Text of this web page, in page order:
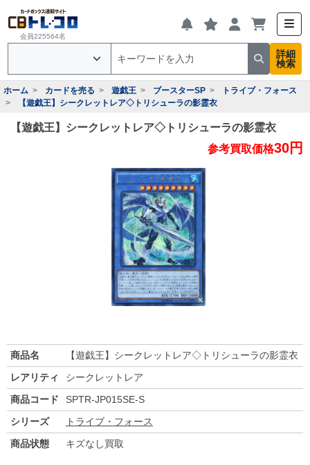
会員225564名
詳細
検索
ホーム カードを売る 遊戯王 ブースターSP
トライブ・フォース
【遊戯王】シークレットレア◇トリシューラの影霊衣
【遊戯王】シークレットレア◇トリシューラの影霊衣
参考買取価格30円
商品名
【遊戯王】シークレットレア◇トリシューラの影霊衣
レアリティ
シークレットレア
商品コード
SPTR-JP015SE-S
シリーズ
トライブ・フォース
商品状態
キズなし買取